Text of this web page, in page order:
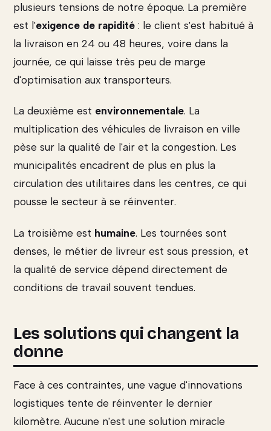
plusieurs tensions de notre époque. La première
est l'exigence de rapidité : le client s'est habitué à
la livraison en 24 ou 48 heures, voire dans la
journée, ce qui laisse très peu de marge
d'optimisation aux transporteurs.
La deuxième est environnementale. La
multiplication des véhicules de livraison en ville
pèse sur la qualité de l'air et la congestion. Les
municipalités encadrent de plus en plus la
circulation des utilitaires dans les centres, ce qui
pousse le secteur à se réinventer.
La troisième est humaine. Les tournées sont
denses, le métier de livreur est sous pression, et
la qualité de service dépend directement de
conditions de travail souvent tendues.
Les solutions qui changent la
donne
Face à ces contraintes, une vague d'innovations
logistiques tente de réinventer le dernier
kilomètre. Aucune n'est une solution miracle